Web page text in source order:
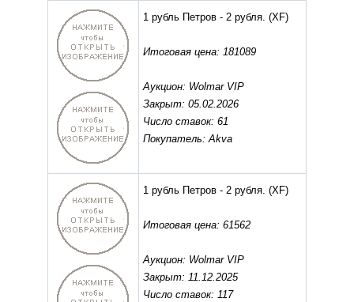
1 рубль Петров - 2 рубля. (XF)
Итоговая цена: 181089
Аукцион: Wolmar VIP
Закрыт: 05.02.2026
Число ставок: 61
Покупатель: Akva
1 рубль Петров - 2 рубля. (XF)
Итоговая цена: 61562
Аукцион: Wolmar VIP
Закрыт: 11.12.2025
Число ставок: 117